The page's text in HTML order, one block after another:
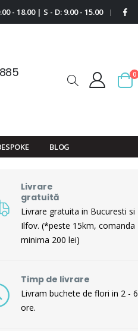
- 18.00 | S - D: 9.00 - 15.00 |
Cart
0
BLOG
Livrare
gratuită
Livrare gratuita in Bucuresti si
Ilfov. (*peste 15km, comanda
minima 200 lei)
Timp de livrare
Livram buchete de flori in 2 - 6
ore.